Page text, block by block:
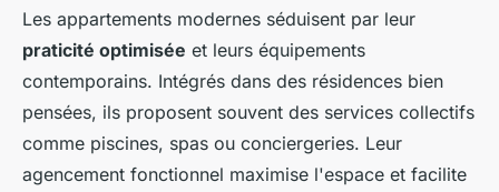
Les appartements modernes séduisent par leur
praticité optimisée et leurs équipements
contemporains. Intégrés dans des résidences bien
pensées, ils proposent souvent des services collectifs
comme piscines, spas ou conciergeries. Leur
agencement fonctionnel maximise l'espace et facilite